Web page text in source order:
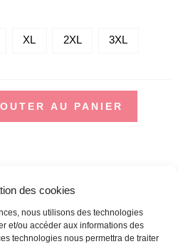
des cookies
nous utilisons des technologies
et/ou accéder aux informations des
technologies nous permettra de traiter
XL 2XL 3XL
AU PANIER
12h sont expédiées le jour même,
périodes de forte affluence.